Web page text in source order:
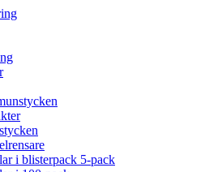
i blisterpack 5-pack